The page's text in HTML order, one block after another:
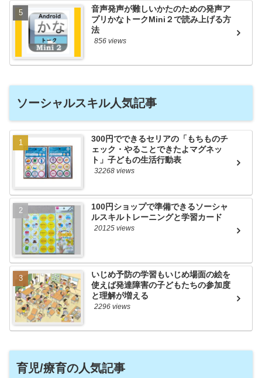
音声発声が難しいかたのための発声ア
プリかなトークMini２で読み上げる方
法
856 views
ソーシャルスキル人気記事
300円でできるセリアの「もちものチ
ェック・やることできたよマグネッ
ト」子どもの生活行動表
32268 views
100円ショップで準備できるソーシャ
ルスキルトレーニングと学習カード
20125 views
いじめ予防の学習もいじめ場面の絵を
使えば発達障害の子どもたちの参加度
と理解が増える
2296 views
育児/療育の人気記事